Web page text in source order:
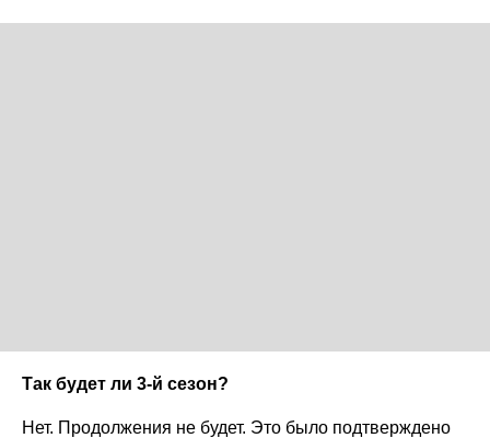
Так будет ли 3-й сезон?
Нет. Продолжения не будет. Это было подтверждено